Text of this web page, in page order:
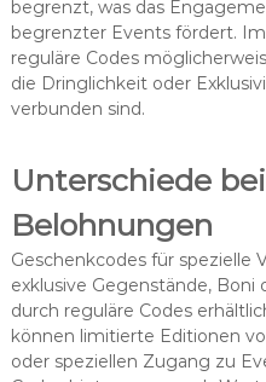
begrenzt, was das
begrenzter Events fördert.
reguläre Codes
die Dringlichkeit oder
verbunden sind.
Unterschiede
Belohnungen
Geschenkcodes für spezielle
exklusive Gegenstände, Boni
durch reguläre Codes
können limitierte Editionen
oder speziellen Zugang zu